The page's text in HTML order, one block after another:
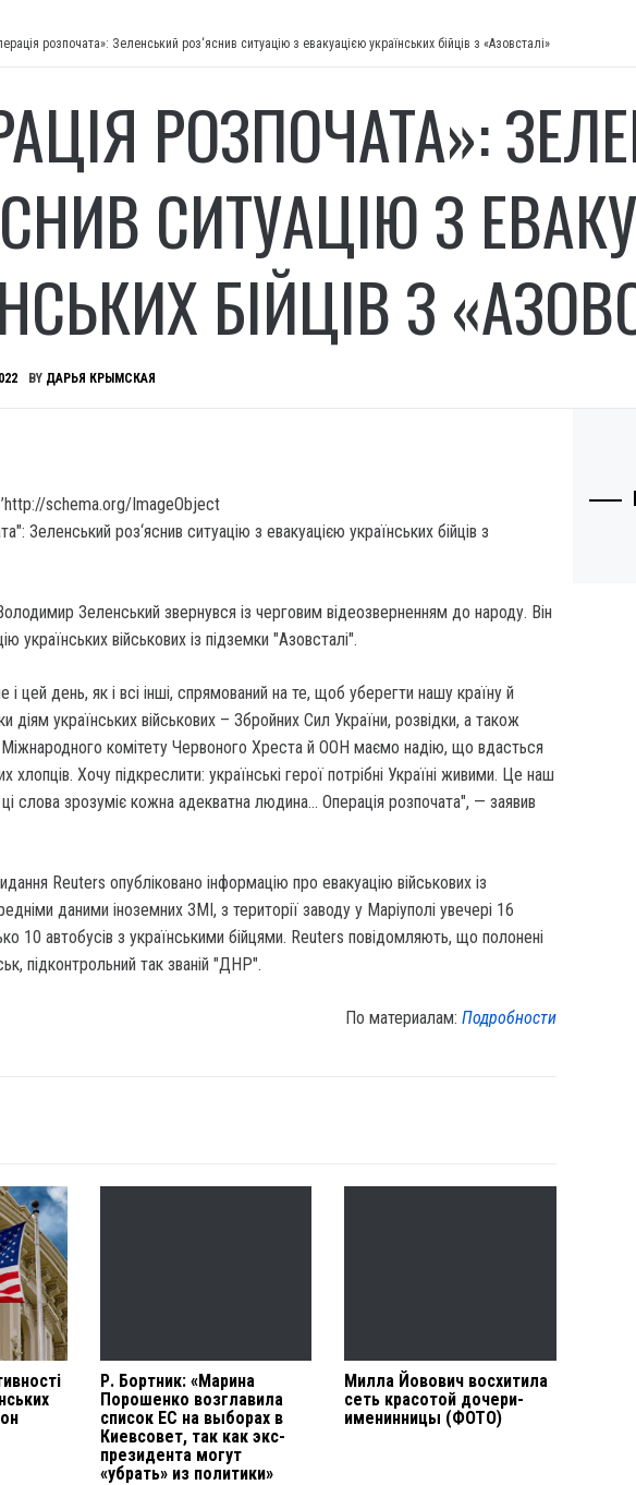
розпочата»: Зеленський роз‘яснив ситуацію з евакуацією українських бійців з «Азовсталі»
РОЗПОЧАТА»:
СИТУАЦІЮ З
БІЙЦІВ З
BY ДАРЬЯ КРЫМСКАЯ
schema.org/ImageObject
Зеленський звернувся із черговим відеозверненням до народу. Він
українських військових із підземки "Азовсталі".
цей день, як і всі інші, спрямований на те, щоб уберегти нашу країну й
діям українських військових – Збройних Сил України, розвідки, а також
Міжнародного комітету Червоного Хреста й ООН маємо надію, що вдасться
хлопців. Хочу підкреслити: українські герої потрібні Україні живими. Це наш
слова зрозуміє кожна адекватна людина… Операція розпочата", — заявив
Reuters опубліковано інформацію про евакуацію військових із
даними іноземних ЗМІ, з території заводу у Маріуполі увечері 16
10 автобусів з українськими бійцями. Reuters повідомляють, що полонені
підконтрольний так званій "ДНР".
По материалам:Подробности
Р. Бортник: «Марина
Порошенко возглавила
список ЕС на выборах в
Киевсовет, так как экс-
президента могут
«убрать» из политики»
Милла Йовович восхитила
сеть красотой дочери-
именинницы (ФОТО)